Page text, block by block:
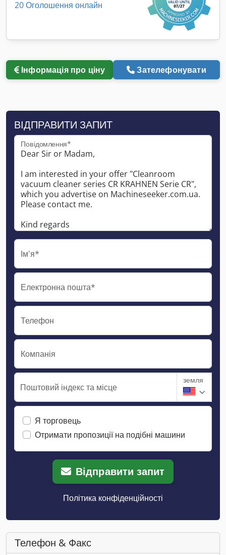
20 Оголошення онлайн
Інформація про ціну Зателефонувати
ВІДПРАВИТИ ЗАПИТ
Повідомлення*
Ім'я*
Електронна пошта*
Телефон
Компанія
Поштовий індекс та місце
земля
Я торговець
Отримати пропозиції на подібні машини
Відправити запит
Політика конфіденційності
Телефон & Факс